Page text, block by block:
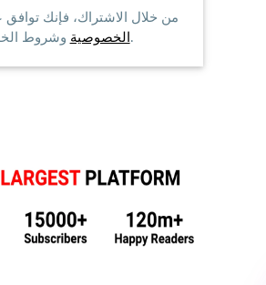
من خلال الاشتراك، فإنك توافق
الخصوصية وشروط الخدمة.